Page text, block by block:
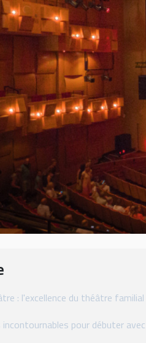
: l'excellence du théâtre
incontournables pour débuter